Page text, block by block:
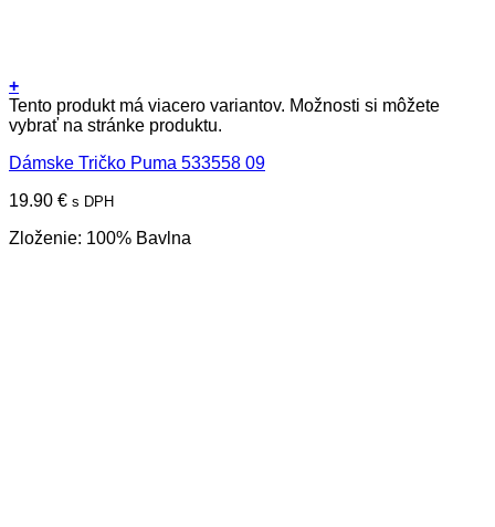
+
Tento produkt má viacero variantov. Možnosti si môžete
vybrať na stránke produktu.
Dámske Tričko Puma 533558 09
19.90 € s DPH
Zloženie: 100% Bavlna